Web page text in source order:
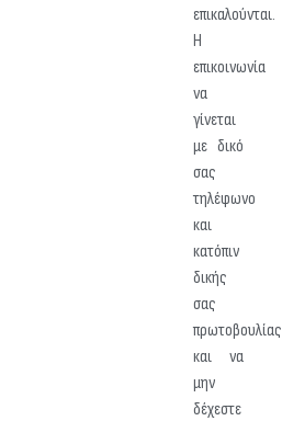
επικαλούνται.
Η
επικοινωνία
να
γίνεται
με δικό
σας
τηλέφωνο
και
κατόπιν
δικής
σας
πρωτοβουλίας
και να
μην
δέχεστε